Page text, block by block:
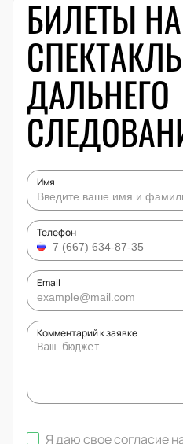
БИЛЕТЫ НА
ДАЛЬНЕГО
Имя
Телефон
Email
Комментарий к заявке
Я даю свое согласие